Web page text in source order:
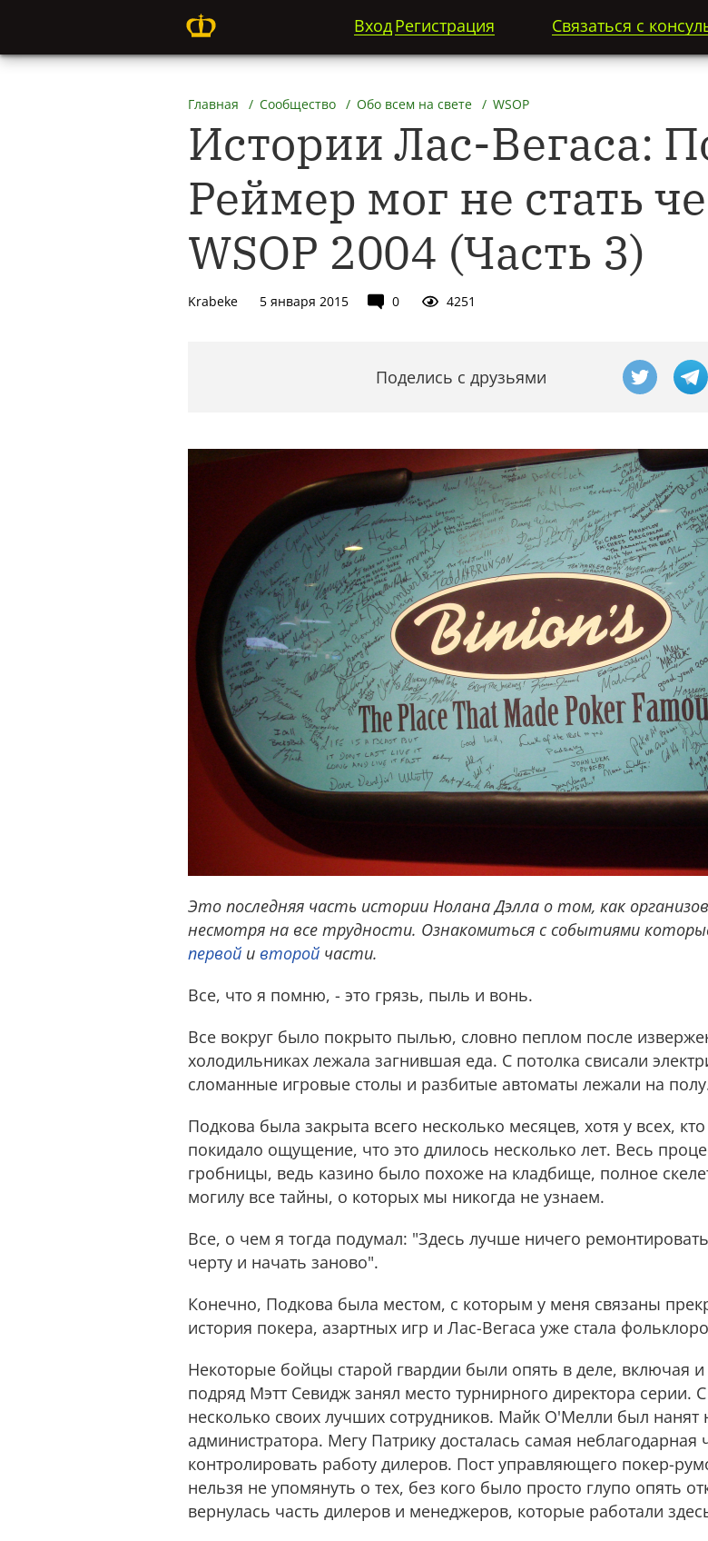
ВходРегистрация Связаться с
Главная Сообщество Обо всем на свете WSOP
Истории Лас-Вегаса:
Реймер мог не стать
WSOP 2004 (Часть 3)
Krabeke 5 января 2015 0 4251
Поделись с друзьями
Это последняя часть истории Нолана Дэлла о том, как
несмотря на все трудности. Ознакомиться с событиями
первой и второй части.
Все, что я помню, - это грязь, пыль и вонь.
Все вокруг было покрыто пылью, словно пеплом после
холодильниках лежала загнившая еда. С потолка свисали
сломанные игровые столы и разбитые автоматы лежали на
Подкова была закрыта всего несколько месяцев, хотя у всех,
покидало ощущение, что это длилось несколько лет. Весь
гробницы, ведь казино было похоже на кладбище, полное
могилу все тайны, о которых мы никогда не узнаем.
Все, о чем я тогда подумал: "Здесь лучше ничего
черту и начать заново".
Конечно, Подкова была местом, с которым у меня связаны
история покера, азартных игр и Лас-Вегаса уже стала
Некоторые бойцы старой гвардии были опять в деле, включая
подряд Мэтт Севидж занял место турнирного директора серии.
несколько своих лучших сотрудников. Майк О'Мелли был нанят
администратора. Мегу Патрику досталась самая
контролировать работу дилеров. Пост управляющего покер-
нельзя не упомянуть о тех, без кого было просто глупо опять
вернулась часть дилеров и менеджеров, которые работали